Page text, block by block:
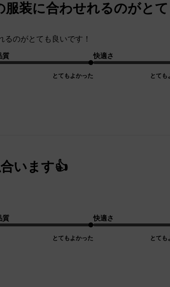
装に合わせれるのがとて
のがとても良いです！
質
とてもよかった
快適さ
とても
います👍
質
とてもよかった
快適さ
とても